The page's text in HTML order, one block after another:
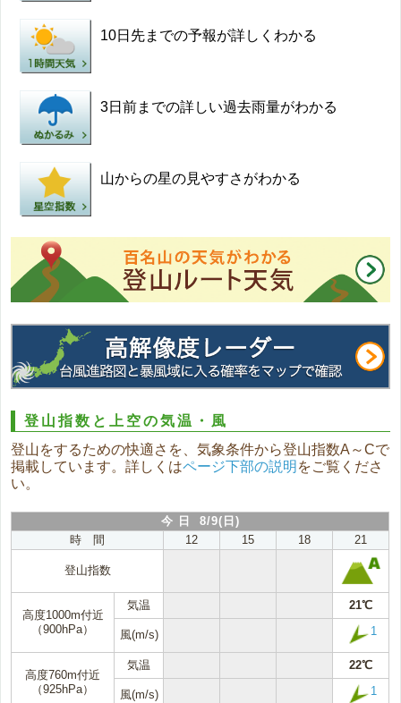
10日先までの予報が詳しくわかる
3日前までの詳しい過去雨量がわかる
山からの星の見やすさがわかる
登山指数と上空の気温・風
登山をするための快適さを、気象条件から登山指数A～Cで
掲載しています。詳しくはページ下部の説明 をご覧くださ
い。
今 日 8/9(日)
時 間
12 15 18 21
登山指数
高度1000m付近
（900hPa）
気温 21℃
風(m/s) 1
高度760m付近
（925hPa）
気温 22℃
風(m/s) 1